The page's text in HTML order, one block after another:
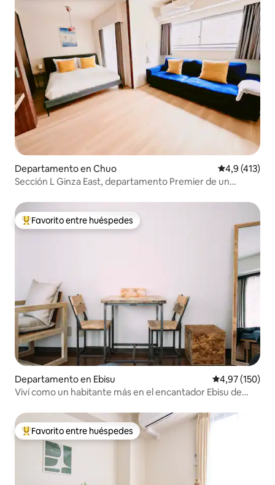
Departamento en Chuo Calificación
4,9 (413)
Sección L Ginza East, departamento Premier de un
Favorito entre los huéspedes más destacados
Favorito entre huéspedes
Departamento en Ebisu Calificación
4,97 (150)
Viví como un habitante más en el encantador Ebisu de
Favorito entre los huéspedes más destacados
Favorito entre huéspedes